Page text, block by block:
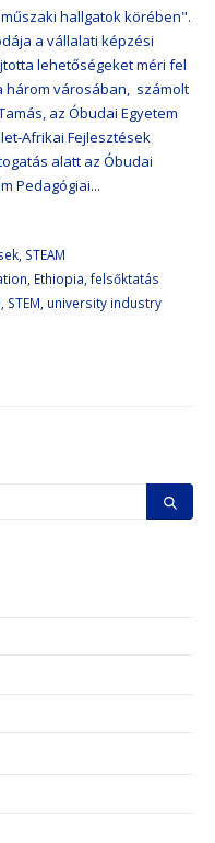
hallgatok körében".
a vállalati képzési
lehetőségeket méri fel
három városában, számolt
az Óbudai Egyetem
Afrikai Fejlesztések
alatt az Óbudai
Pedagógiai...
, STEAM
Ethiopia felsőktatás
STEM university industry